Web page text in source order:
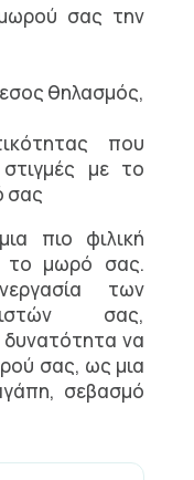
σας την
θηλασμός,
που
στιγμές με το
σας
πιο φιλική
το μωρό σας.
των
σας,
δυνατότητα να
σας, ως μια
σεβασμό